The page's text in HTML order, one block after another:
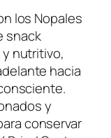
los Nopales
snack
nutritivo,
hacia
y
conservar